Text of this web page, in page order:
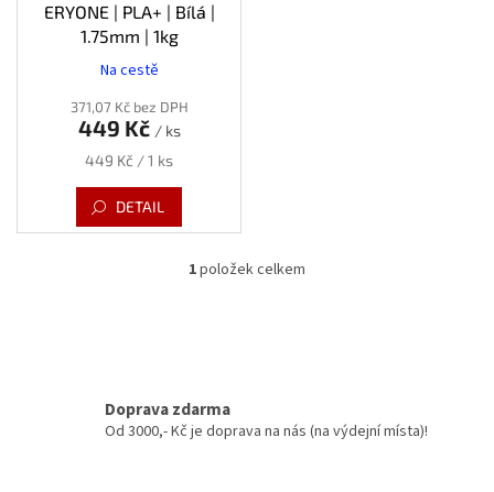
ERYONE | PLA+ | Bílá |
1.75mm | 1kg
Na cestě
371,07 Kč bez DPH
449 Kč / ks
Měrná
449 Kč / 1 ks
DETAIL
O
í
1položek celkem
Doprava zdarma
Od 3000,- Kč je doprava na nás (na výdejní místa)!